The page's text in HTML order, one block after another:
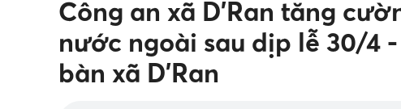
Công an xã D’Ran tăng
nước ngoài sau dịp lễ 30/4
bàn xã D’Ran